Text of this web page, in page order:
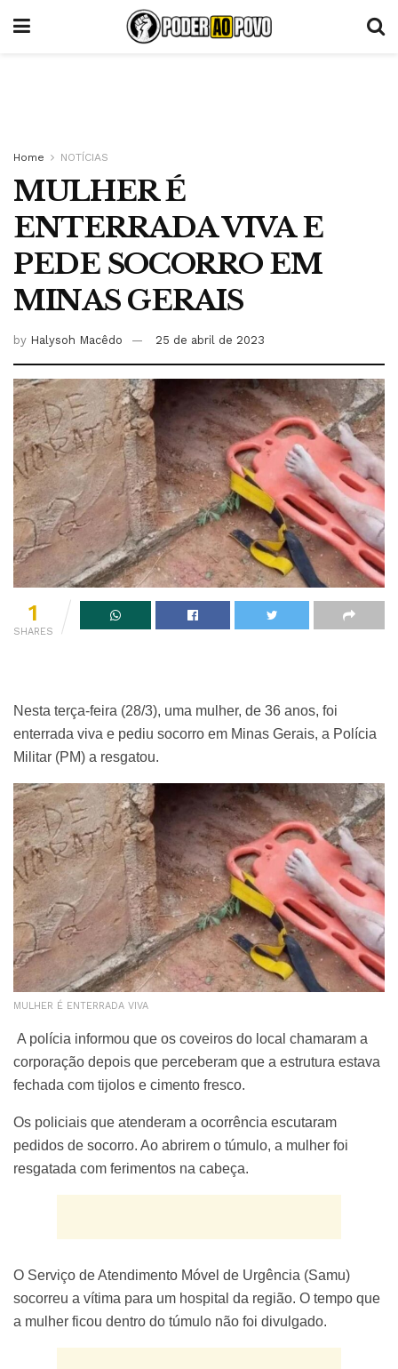
Home NOTÍCIAS
MULHER É
ENTERRADA VIVA E
PEDE SOCORRO EM
MINAS GERAIS
by Halysoh Macêdo 25 de abril de 2023
1
SHARES
Nesta terça-feira (28/3), uma mulher, de 36 anos, foi
enterrada viva e pediu socorro em Minas Gerais, a Polícia
Militar (PM) a resgatou.
MULHER É ENTERRADA VIVA
A polícia informou que os coveiros do local chamaram a
corporação depois que perceberam que a estrutura estava
fechada com tijolos e cimento fresco.
Os policiais que atenderam a ocorrência escutaram
pedidos de socorro. Ao abrirem o túmulo, a mulher foi
resgatada com ferimentos na cabeça.
O Serviço de Atendimento Móvel de Urgência (Samu)
socorreu a vítima para um hospital da região. O tempo que
a mulher ficou dentro do túmulo não foi divulgado.